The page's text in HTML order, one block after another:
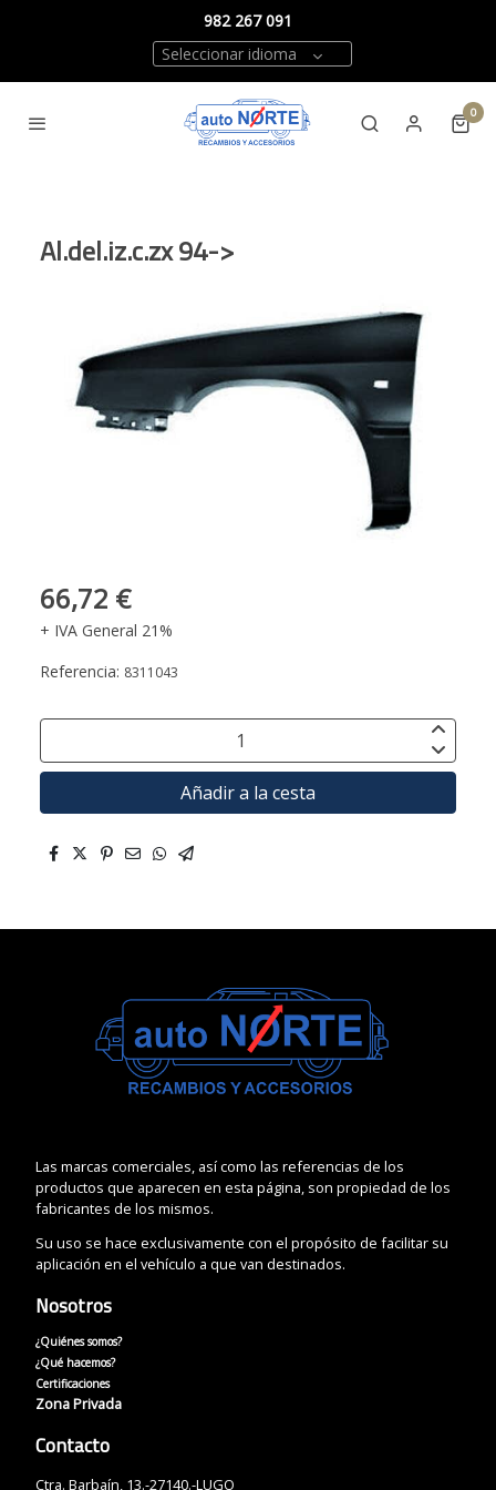
982 267 091
Seleccionar idioma
0
Al.del.iz.c.zx 94->
66,72 €
+ IVA General 21%
Referencia: 8311043
Añadir a la cesta
Las marcas comerciales, así como las referencias de los
productos que aparecen en esta página, son propiedad de los
fabricantes de los mismos.
Su uso se hace exclusivamente con el propósito de facilitar su
aplicación en el vehículo a que van destinados.
Nosotros
¿Quiénes somos?
¿Qué hacemos?
Certificaciones
Zona Privada
Contacto
Ctra. Barbaín, 13.-27140.-LUGO